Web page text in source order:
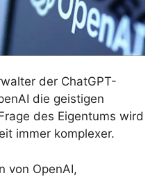
der ChatGPT-
die geistigen
des Eigentums wird
immer komplexer.
von OpenAI,